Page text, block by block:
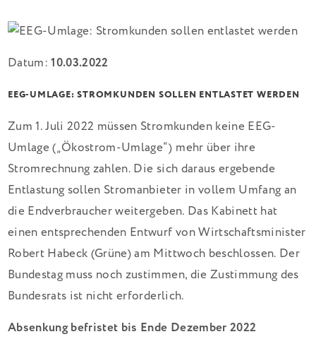
Datum:10.03.2022
EEG-UMLAGE: STROMKUNDEN SOLLEN ENTLASTET WERDEN
Zum 1. Juli 2022 müssen Stromkunden keine EEG-
Umlage („Ökostrom-Umlage“) mehr über ihre
Stromrechnung zahlen. Die sich daraus ergebende
Entlastung sollen Stromanbieter in vollem Umfang an
die Endverbraucher weitergeben. Das Kabinett hat
einen entsprechenden Entwurf von Wirtschaftsminister
Robert Habeck (Grüne) am Mittwoch beschlossen. Der
Bundestag muss noch zustimmen, die Zustimmung des
Bundesrats ist nicht erforderlich.
Absenkung befristet bis Ende Dezember 2022